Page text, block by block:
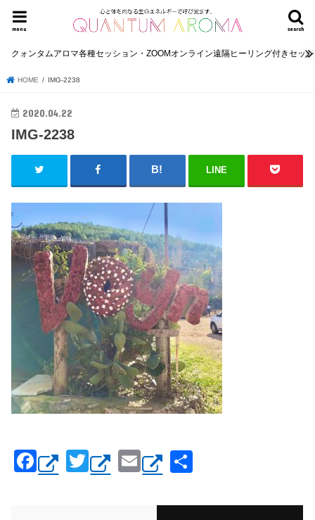
search
menu
クォンタムアロマ各種セッション・ZOOMオンライン遠隔ヒーリング付きセッ
HOME IMG-2238
2020.04.22
IMG-2238
LINE
F
a
T
wi
E
m
ail